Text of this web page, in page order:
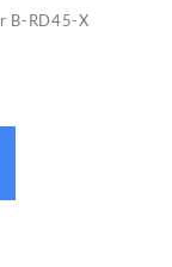
B-RD45-X